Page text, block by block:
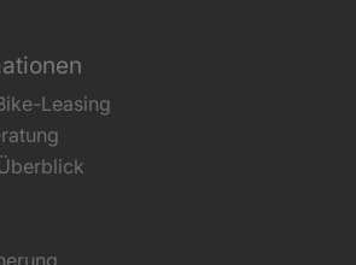
Leasing